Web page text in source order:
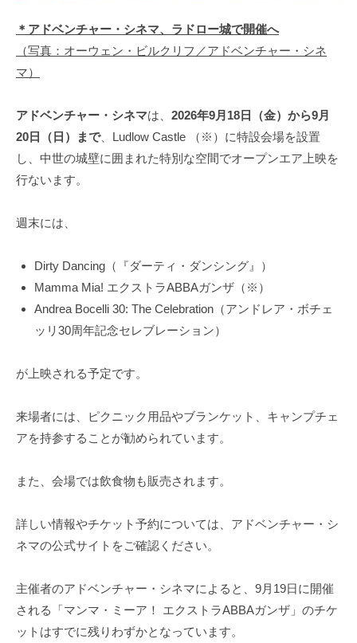
＊アドベンチャー・シネマ、ラドロー城で開催へ
（写真：オーウェン・ビルクリフ／アドベンチャー・シネ
マ）
アドベンチャー・シネマは、 2026年9月18日（金）から9月
20日（日）まで、Ludlow Castle （※）に特設会場を設置
し、中世の城壁に囲まれた特別な空間でオープンエア上映を
行ないます。
週末には、
Dirty Dancing（『ダーティ・ダンシング』）
Mamma Mia! エクストラABBAガンザ（※）
Andrea Bocelli 30: The Celebration（アンドレア・ボチェ
ッリ30周年記念セレブレーション）
が上映される予定です。
来場者には、ピクニック用品やブランケット、キャンプチェ
アを持参することが勧められています。
また、会場では飲食物も販売されます。
詳しい情報やチケット予約については、アドベンチャー・シ
ネマの公式サイトをご確認ください。
主催者のアドベンチャー・シネマによると、9月19日に開催
される「マンマ・ミーア！ エクストラABBAガンザ」のチケ
ットはすでに残りわずかとなっています。